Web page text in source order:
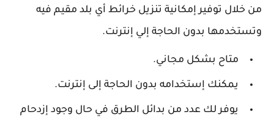
من خلال توفير إمكانية تنزيل خرائط أي بلد مقيم فيه
وتستخدمها بدون الحاجة إلي إنترنت.
متاح بشكل مجاني.
يمكنك إستخدامه بدون الحاجة إلى إنترنت.
يوفر لك عدد من بدائل الطرق في حال وجود إزدحام